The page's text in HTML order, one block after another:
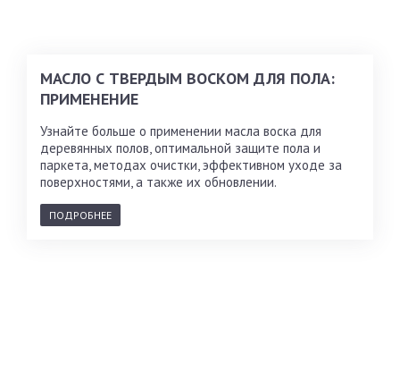
МАСЛО С ТВЕРДЫМ ВОСКОМ ДЛЯ ПОЛА:
ПРИМЕНЕНИЕ
Узнайте больше о применении масла воска для
деревянных полов, оптимальной защите пола и
паркета, методах очистки, эффективном уходе за
поверхностями, а также их обновлении.
ПОДРОБНЕЕ